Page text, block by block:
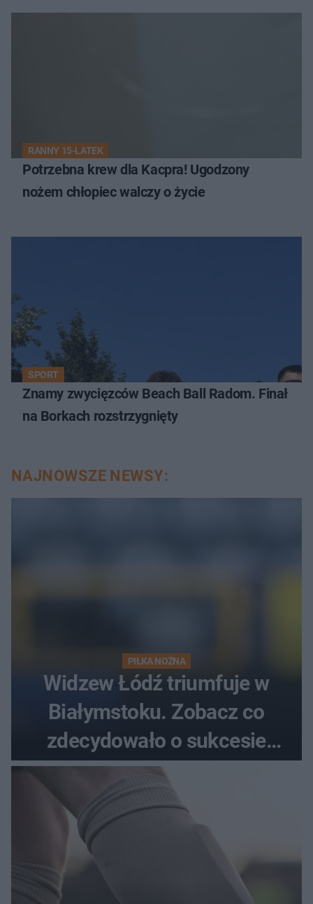
RANNY 15-LATEK
Potrzebna krew dla Kacpra! Ugodzony
nożem chłopiec walczy o życie
SPORT
Znamy zwycięzców Beach Ball Radom. Finał
na Borkach rozstrzygnięty
NAJNOWSZE NEWSY:
PIŁKA NOŻNA
Widzew Łódź triumfuje w
Białymstoku. Zobacz co
zdecydowało o sukcesie
gości